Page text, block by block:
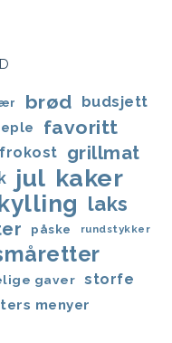
brød budsjett
eple favoritt
frokost grillmat
jul kaker
laks
påske rundstykker
gaver storfe
menyer